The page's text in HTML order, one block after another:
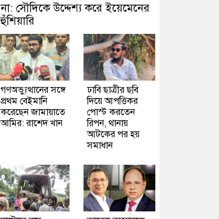
না: সৌদিকে উদ্দেশ্য করে ইয়েমেনের
হুঁশিয়ারি
গণঅভ্যুত্থানের সঙ্গে
প্রথম বেইমানি
করেছেন জামায়াতে
আমির: রাশেদ খান
ঢাবি ছাত্রীর ছবি
দিয়ে আপত্তিকর
পোস্ট করতেন
রিপন, থানায়
আটকের পর হয়
সমাধান